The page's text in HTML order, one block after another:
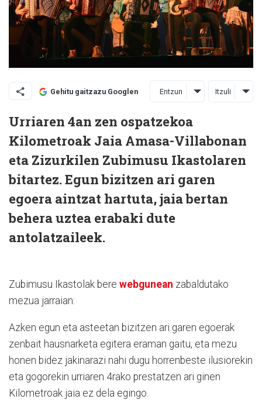
Gehitu gaitzazu Googlen Entzun Itzuli
Urriaren 4an zen ospatzekoa
Kilometroak Jaia Amasa-Villabonan
eta Zizurkilen Zubimusu Ikastolaren
bitartez. Egun bizitzen ari garen
egoera aintzat hartuta, jaia bertan
behera uztea erabaki dute
antolatzaileek.
Zubimusu Ikastolak bere webgunean zabaldutako
mezua jarraian:
Azken egun eta asteetan bizitzen ari garen egoerak
zenbait hausnarketa egitera eraman gaitu, eta mezu
honen bidez jakinarazi nahi dugu horrenbeste ilusiorekin
eta gogorekin urriaren 4rako prestatzen ari ginen
Kilometroak jaia ez dela egingo.